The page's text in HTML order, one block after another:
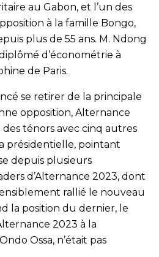
au Gabon, et l’un des
à la famille Bongo,
plus de 55 ans. M. Ndong
d’économétrie à
de Paris.
se retirer de la principale
opposition, Alternance
ténors avec cinq autres
présidentielle, pointant
depuis plusieurs
d’Alternance 2023, dont
rallié le nouveau
la position du dernier, le
2023 à la
Ossa, n’était pas